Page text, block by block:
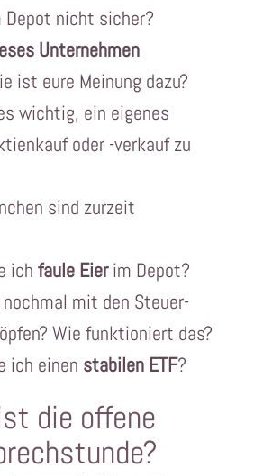
nicht sicher?
Unternehmen
ist eure Meinung dazu?
wichtig, ein eigenes
oder -verkauf zu
sind zurzeit
ich faule Eierim Depot?
mit den Steuer-
Wie funktioniert das?
ich einen stabilen ETF?
die offene